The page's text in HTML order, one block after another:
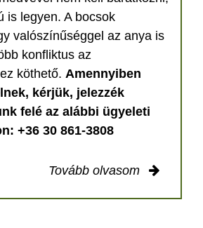
is legyen. A bocsok
valószínűséggel az anya is
konfliktus az
köthető. Amennyiben
kérjük, jelezzék
felé az alábbi ügyeleti
+36 30 861-3808
Tovább olvasom